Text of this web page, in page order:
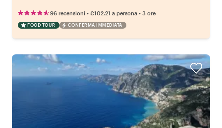
96 recensioni • €102.21 a persona • 3 ore
FOOD TOUR CONFERMA IMMEDIATA